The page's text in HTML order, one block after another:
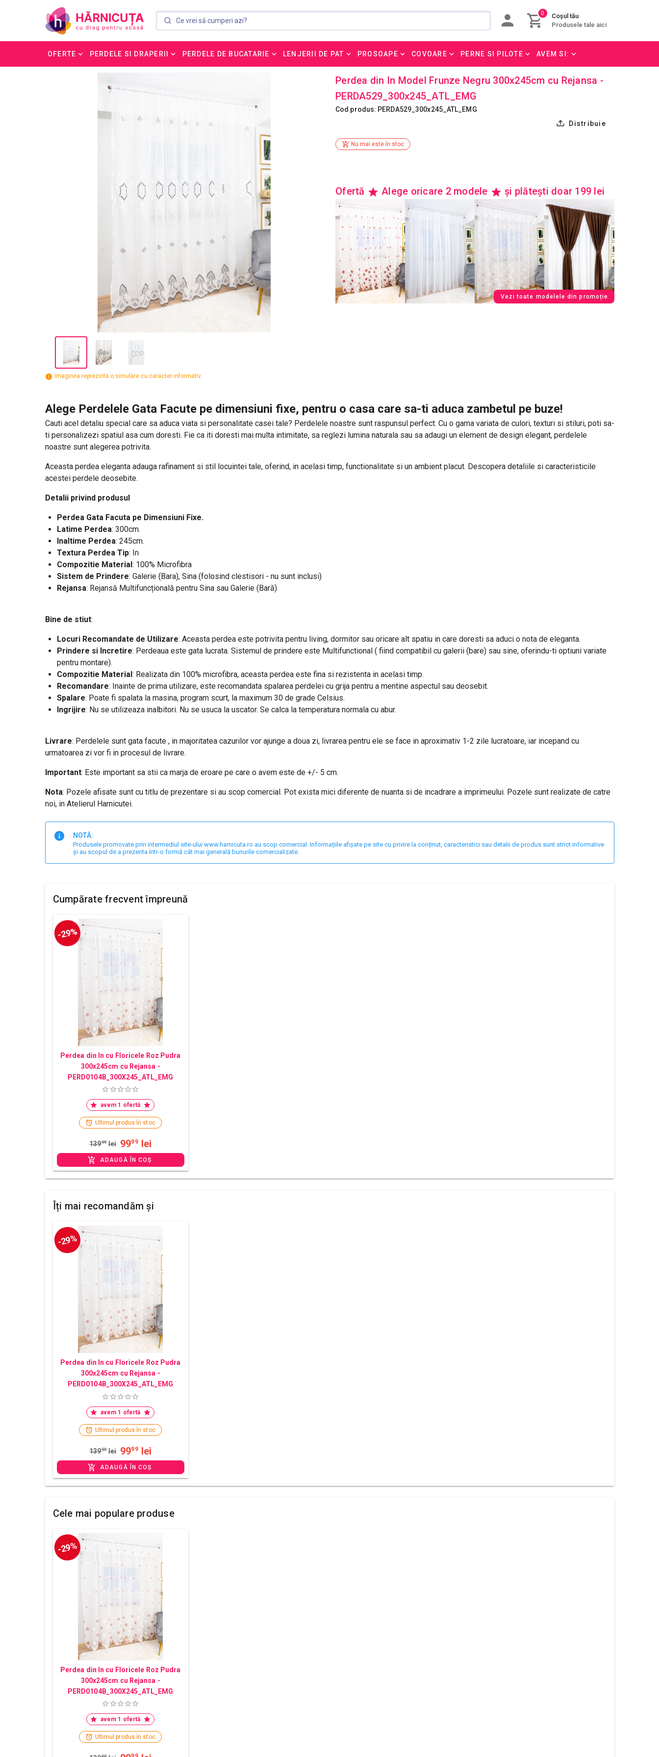
0
Coșul tău
Produsele tale aici
OFERTE PERDELE SI DRAPERII PERDELE DE BUCATARIE LENJERII DE PAT PROSOAPE COVOARE PERNE SI PILOTE AVEM SI:
imaginea reprezintă o simulare cu caracter informativ.
Perdea din In Model Frunze Negru 300x245cm cu Rejansa -
PERDA529_300x245_ATL_EMG
Cod produs: PERDA529_300x245_ATL_EMG
Distribuie
Nu mai este în stoc
Ofertă Alege oricare 2 modele și plătești doar 199 lei
Vezi toate modelele din promoție
Alege Perdelele Gata Facute pe dimensiuni fixe, pentru o casa care sa-ti aduca zambetul pe buze!
Cauti acel detaliu special care sa aduca viata si personalitate casei tale? Perdelele noastre sunt raspunsul perfect. Cu o gama variata de culori, texturi si stiluri, poti sa-
ti personalizezi spatiul asa cum doresti. Fie ca iti doresti mai multa intimitate, sa reglezi lumina naturala sau sa adaugi un element de design elegant, perdelele
noastre sunt alegerea potrivita.
Aceasta perdea eleganta adauga rafinament si stil locuintei tale, oferind, in acelasi timp, functionalitate si un ambient placut. Descopera detaliile si caracteristicile
acestei perdele deosebite.
Detalii privind produsul
Perdea Gata Facuta pe Dimensiuni Fixe.
Latime Perdea: 300cm.
Inaltime Perdea: 245cm.
Textura Perdea Tip: In
Compozitie Material: 100% Microfibra
Sistem de Prindere: Galerie (Bara), Sina (folosind clestisori - nu sunt inclusi)
Rejansa: Rejansă Multifuncțională pentru Sina sau Galerie (Bară).
Bine de stiut:
Locuri Recomandate de Utilizare: Aceasta perdea este potrivita pentru living, dormitor sau oricare alt spatiu in care doresti sa aduci o nota de eleganta.
Prindere si Incretire: Perdeaua este gata lucrata. Sistemul de prindere este Multifunctional ( fiind compatibil cu galerii (bare) sau sine, oferindu-ti optiuni variate
pentru montare).
Compozitie Material: Realizata din 100% microfibra, aceasta perdea este fina si rezistenta in acelasi timp.
Recomandare: Inainte de prima utilizare, este recomandata spalarea perdelei cu grija pentru a mentine aspectul sau deosebit.
Spalare: Poate fi spalata la masina, program scurt, la maximum 30 de grade Celsius.
Ingrijire: Nu se utilizeaza inalbitori. Nu se usuca la uscator. Se calca la temperatura normala cu abur.
Livrare: Perdelele sunt gata facute , in majoritatea cazurilor vor ajunge a doua zi, livrarea pentru ele se face in aproximativ 1-2 zile lucratoare, iar incepand cu
urmatoarea zi vor fi in procesul de livrare.
Important: Este important sa stii ca marja de eroare pe care o avem este de +/- 5 cm.
Nota: Pozele afisate sunt cu titlu de prezentare si au scop comercial. Pot exista mici diferente de nuanta si de incadrare a imprimeului. Pozele sunt realizate de catre
noi, in Atelierul Harnicutei.
NOTĂ:
Produsele promovate prin intermediul site-ului www.harnicuta.ro au scop comercial. Informațiile afișate pe site cu privire la conținut, caracteristici sau detalii de produs sunt strict informative
și au scopul de a prezenta într-o formă cât mai generală bunurile comercializate.
Cumpărate frecvent împreună
-29%
Perdea din In cu Floricele Roz Pudra
300x245cm cu Rejansa -
PERD0104B_300X245_ATL_EMG
avem 1 ofertă
Ultimul produs în stoc
13999 lei 9999 lei
ADAUGĂ ÎN COȘ
Îți mai recomandăm și
-29%
Perdea din In cu Floricele Roz Pudra
300x245cm cu Rejansa -
PERD0104B_300X245_ATL_EMG
avem 1 ofertă
Ultimul produs în stoc
13999 lei 9999 lei
ADAUGĂ ÎN COȘ
Cele mai populare produse
-29%
Perdea din In cu Floricele Roz Pudra
300x245cm cu Rejansa -
PERD0104B_300X245_ATL_EMG
avem 1 ofertă
Ultimul produs în stoc